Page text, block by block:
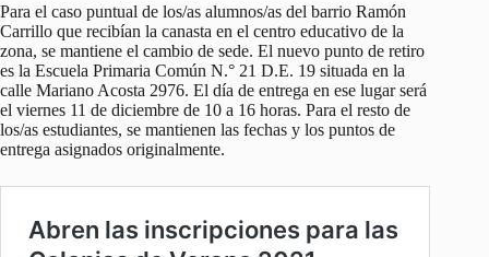
Para el caso puntual de los/as alumnos/as del barrio Ramón
Carrillo que recibían la canasta en el centro educativo de la
zona, se mantiene el cambio de sede. El nuevo punto de retiro
es la Escuela Primaria Común N.° 21 D.E. 19 situada en la
calle Mariano Acosta 2976. El día de entrega en ese lugar será
el viernes 11 de diciembre de 10 a 16 horas. Para el resto de
los/as estudiantes, se mantienen las fechas y los puntos de
entrega asignados originalmente.